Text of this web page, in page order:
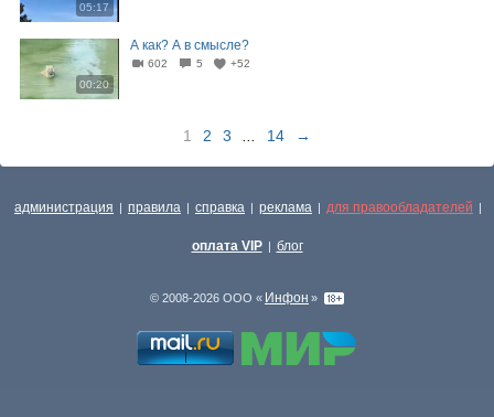
05:17
00:20
А как? А в смысле?
602 5 +52
1 2 3 14 →
администрация | правила | справка | реклама | для правообладателей |
оплата VIP | блог
© 2008-2026 ООО « Инфон »